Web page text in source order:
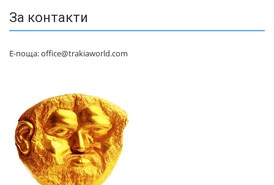
За контакти
Е-поща: office@trakiaworld.com